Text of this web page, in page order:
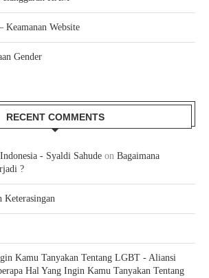
Keamanan Website
Gender
RECENT COMMENTS
- Syaldi Sahude on Bagaimana
?
Keterasingan
Kamu Tanyakan Tentang LGBT - Aliansi
Hal Yang Ingin Kamu Tanyakan Tentang